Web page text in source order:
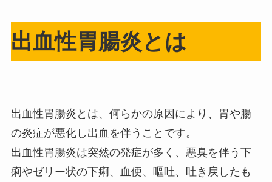
出血性胃腸炎とは
出血性胃腸炎とは、何らかの原因により、胃や腸
の炎症が悪化し出血を伴うことです。
出血性胃腸炎は突然の発症が多く、悪臭を伴う下
痢やゼリー状の下痢、血便、嘔吐、吐き戻したも